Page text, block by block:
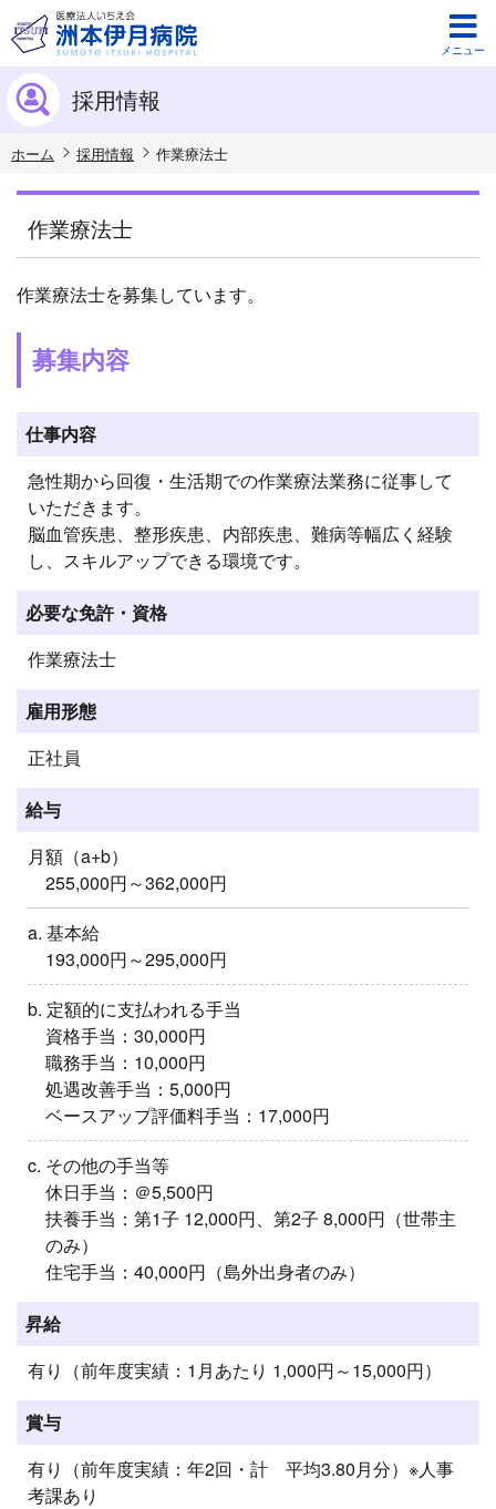
メニュー
採用情報
ホーム 採用情報 作業療法士
作業療法士
作業療法士を募集しています。
募集内容
仕事内容
急性期から回復・生活期での作業療法業務に従事して
いただきます。
脳血管疾患、整形疾患、内部疾患、難病等幅広く経験
し、スキルアップできる環境です。
必要な免許・資格
作業療法士
雇用形態
正社員
給与
月額（a+b）
255,000円～362,000円
a. 基本給
193,000円～295,000円
b. 定額的に支払われる手当
資格手当：30,000円
職務手当：10,000円
処遇改善手当：5,000円
ベースアップ評価料手当：17,000円
c. その他の手当等
休日手当：＠5,500円
扶養手当：第1子 12,000円、第2子 8,000円（世帯主
のみ）
住宅手当：40,000円（島外出身者のみ）
昇給
有り（前年度実績：1月あたり 1,000円～15,000円）
賞与
有り（前年度実績：年2回・計 平均3.80月分）※人事
考課あり